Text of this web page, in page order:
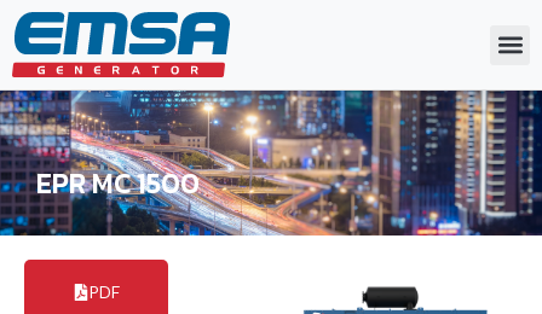
EPR MC 1500
PDF